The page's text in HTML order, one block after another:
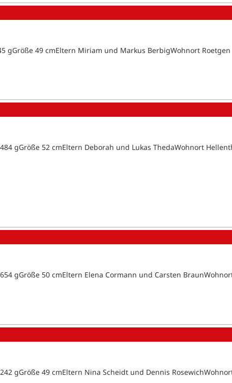
gGröße 49 cmEltern Miriam und Markus BerbigWohnort Roetgen
gGröße 52 cmEltern Deborah und Lukas ThedaWohnort
gGröße 50 cmEltern Elena Cormann und Carsten
gGröße 49 cmEltern Nina Scheidt und Dennis